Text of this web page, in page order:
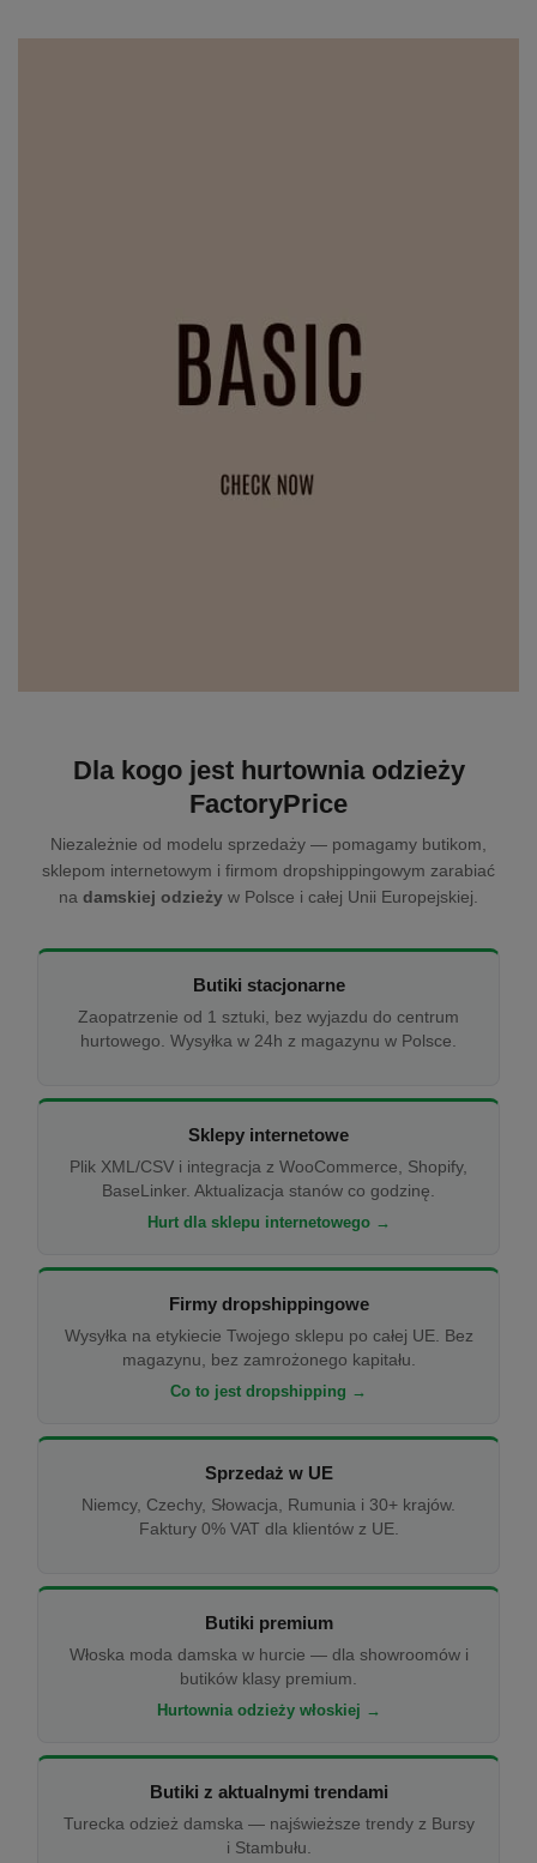
Dla kogo jest hurtownia odzieży
FactoryPrice
Niezależnie od modelu sprzedaży — pomagamy butikom,
sklepom internetowym i firmom dropshippingowym zarabiać
na damskiej odzieży w Polsce i całej Unii Europejskiej.
Butiki stacjonarne
Zaopatrzenie od 1 sztuki, bez wyjazdu do centrum
hurtowego. Wysyłka w 24h z magazynu w Polsce.
Sklepy internetowe
Plik XML/CSV i integracja z WooCommerce, Shopify,
BaseLinker. Aktualizacja stanów co godzinę.
Hurt dla sklepu internetowego →
Firmy dropshippingowe
Wysyłka na etykiecie Twojego sklepu po całej UE. Bez
magazynu, bez zamrożonego kapitału.
Co to jest dropshipping →
Sprzedaż w UE
Niemcy, Czechy, Słowacja, Rumunia i 30+ krajów.
Faktury 0% VAT dla klientów z UE.
Butiki premium
Włoska moda damska w hurcie — dla showroomów i
butików klasy premium.
Hurtownia odzieży włoskiej →
Butiki z aktualnymi trendami
Turecka odzież damska — najświeższe trendy z Bursy
i Stambułu.